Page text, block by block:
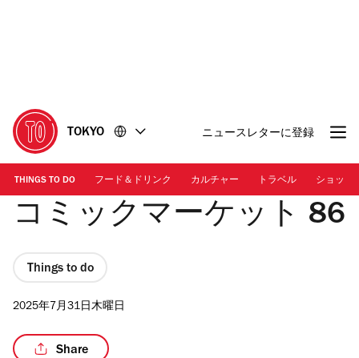
に
移
動
移
動
TOKYO ニュースレターに登録
THINGS TO DO フード＆ドリンク カルチャー トラベル ショッピ
コミックマーケット 86
Things to do
2025年7月31日木曜日
Share